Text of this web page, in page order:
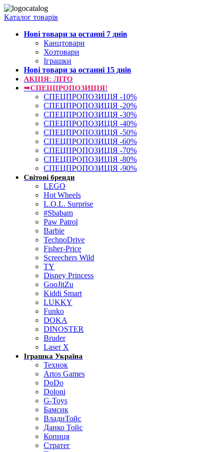
Каталог товарів
Нові товари за останнi 7 днiв
Канцтовари
Хозтовари
Іграшки
Нові товари за останнi 15 днiв
АКЦІЯ: ЛІТО
➥СПЕЦПРОПОЗИЦІЯ!
СПЕЦПРОПОЗИЦІЯ -10%
СПЕЦПРОПОЗИЦІЯ -20%
СПЕЦПРОПОЗИЦІЯ -30%
СПЕЦПРОПОЗИЦІЯ -40%
СПЕЦПРОПОЗИЦІЯ -50%
СПЕЦПРОПОЗИЦІЯ -60%
СПЕЦПРОПОЗИЦІЯ -70%
СПЕЦПРОПОЗИЦІЯ -80%
СПЕЦПРОПОЗИЦІЯ -90%
Світові бренди
LEGO
Hot Wheels
L.O.L. Surprise
#Sbabam
Paw Patrol
Barbie
TechnoDrive
Fisher-Price
Screechers Wild
TY
Disney Princess
GooJitZu
Kiddi Smart
LUKKY
Funko
DOKA
DINOSTER
Bruder
Laser X
Іграшка Україна
Технок
Artos Games
DoDo
Doloni
G-Toys
Бамсик
ВладиТойс
Данко Тойс
Копиця
Стратег